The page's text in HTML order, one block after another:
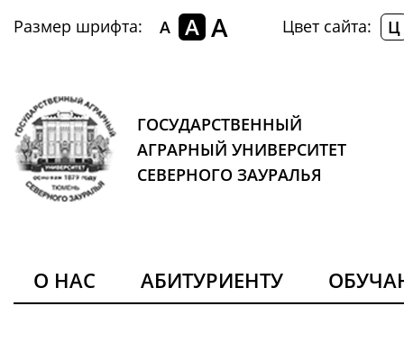
Размер шрифта: A A A Цвет сайта: Ц
ГОСУДАРСТВЕННЫЙ
АГРАРНЫЙ УНИВЕРСИТЕТ
СЕВЕРНОГО ЗАУРАЛЬЯ
О НАС АБИТУРИЕНТУ